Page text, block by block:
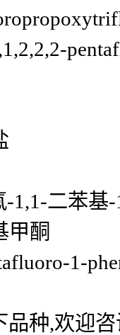
-1,1-二苯基
甲酮
1-
品种,欢迎